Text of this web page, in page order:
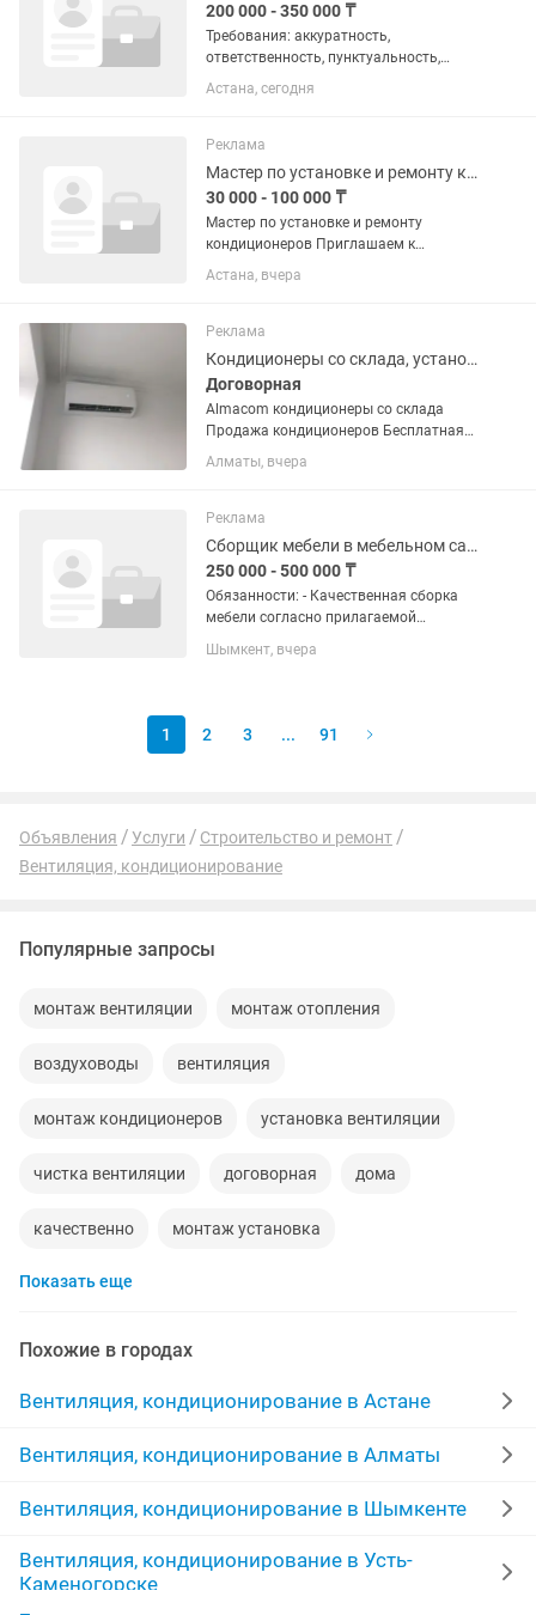
200 000 - 350 000 ₸
Требования: аккуратность,
ответственность, пунктуальность,
готовность к физическим нагрузкам
Возраст: до 35 лет. Обязанности:
автостекол, контроль качества работы
и...
Астана, сегодня
Реклама
Мастер по установке и ремонту кондиционеров
30 000 - 100 000 ₸
Мастер по установке и ремонту
кондиционеров Приглашаем к
сотрудничеству опытных мастеров для
выполнения заказов через приложение
бытовых кондиционеров и...
Астана, вчера
Реклама
Кондиционеры со склада, установка кондиционеров
Договорная
Almacom кондиционеры со склада
Продажа кондиционеров Бесплатная
доставка кондиционеров до двери
Наличный и безналичный расчет
зимний период Так же в продаже
имеется...
Алматы, вчера
Реклама
Сборщик мебели в мебельном салоне
250 000 - 500 000 ₸
Обязанности: - Качественная сборка
мебели согласно прилагаемой
демонтаж мебели в объекте; - Работа
Шымкент, вчера
1 2 3 ... 91
Объявления Услуги
Строительство и ремонт
Вентиляция, кондиционирование
Популярные запросы
монтаж вентиляции монтаж отопления
воздуховоды вентиляция
монтаж кондиционеров установка вентиляции
чистка вентиляции договорная дома
качественно монтаж установка
установка обслуживание
вентиляционные демонтаж
монтаж оборудования ремонт монтаж
установим вентиляцию пола монтаж демонтаж
город вентиляци кондиционер
Показать еще
Похожие в городах
Вентиляция, кондиционирование в Астане
Вентиляция, кондиционирование в Алматы
Вентиляция, кондиционирование в Шымкенте
Вентиляция, кондиционирование в Усть-
Каменогорске